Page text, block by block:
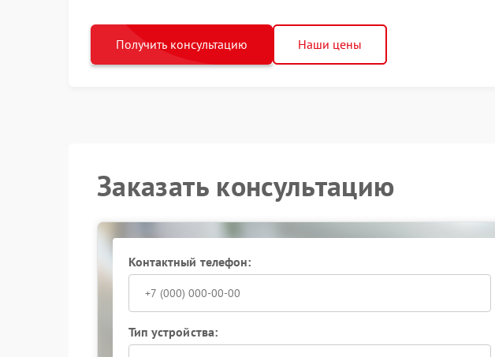
Получить консультацию Наши цены
Заказать консультацию
Контактный телефон:
Тип устройства: